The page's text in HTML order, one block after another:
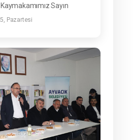
Sayın
Belediye Başkanımız
Pazartesi